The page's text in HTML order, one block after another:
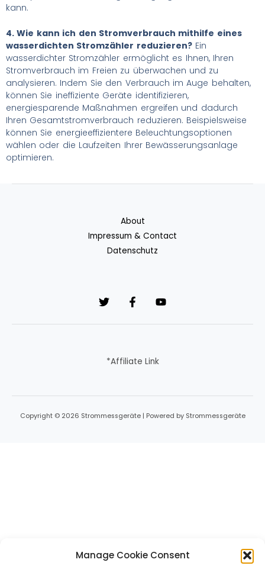
Manage Cookie Consent
kann.
4. Wie kann ich den Stromverbrauch mithilfe eines
wasserdichten Stromzähler reduzieren?Ein
wasserdichter Stromzähler ermöglicht es Ihnen, Ihren
Stromverbrauch im Freien zu überwachen und zu
analysieren. Indem Sie den Verbrauch im Auge behalten,
können Sie ineffiziente Geräte identifizieren,
energiesparende Maßnahmen ergreifen und dadurch
Ihren Gesamtstromverbrauch reduzieren. Beispielsweise
können Sie energieeffizientere Beleuchtungsoptionen
wählen oder die Laufzeiten Ihrer Bewässerungsanlage
optimieren.
About
Impressum & Contact
Datenschutz
*Affiliate Link
Copyright © 2026 Strommessgeräte | Powered by Strommessgeräte